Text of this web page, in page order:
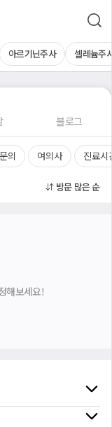
아르기닌주사 셀레늄주사
블로그
의 여의사 진료시간
방문 많은 순
해보세요!